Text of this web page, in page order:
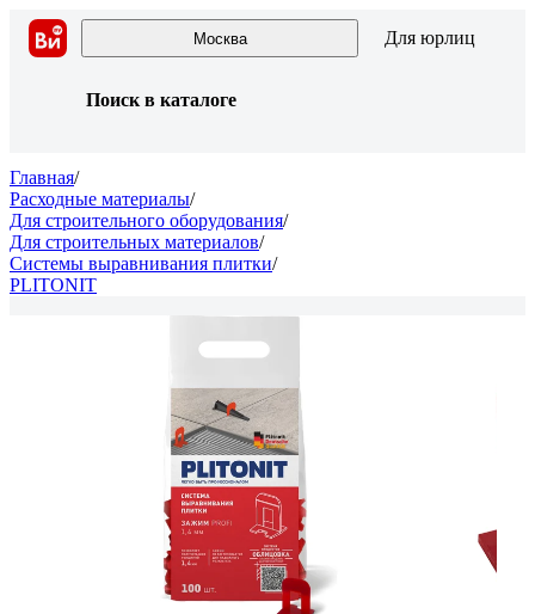
Москва Для юрлиц
Поиск в каталоге
Главная/
Расходные материалы/
Для строительного оборудования/
Для строительных материалов/
Системы выравнивания плитки/
PLITONIT